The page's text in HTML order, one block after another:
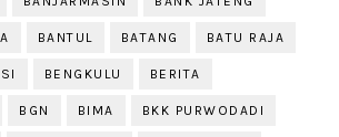
BANTUL BATANG BATU RAJA
BENGKULU BERITA
BGN BIMA BKK PURWODADI